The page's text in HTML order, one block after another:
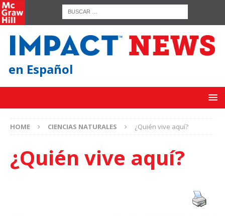
en Español
HOME CIENCIAS NATURALES ¿Quién vive aquí?
¿Quién vive aquí?